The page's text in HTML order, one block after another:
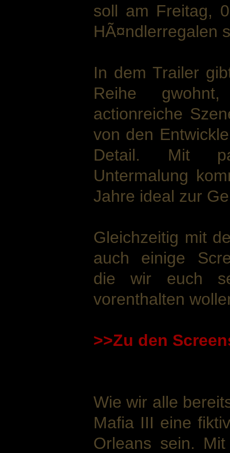
soll am Freitag,
HÃ¤ndlerregalen
In dem Trailer
Reihe
actionreiche
von den
Detail. Mit
Untermalung
Jahre ideal zur
Gleichzeitig mit
auch einige
die wir euch
vorenthalten
>>Zu den
Wie wir alle
Mafia III eine
Orleans sein.